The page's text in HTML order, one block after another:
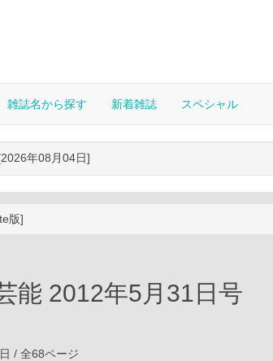
雑誌名から探す 新着雑誌 スペシャル
年08月04日]
版]
能 2012年5月31日号
/ 全68ページ